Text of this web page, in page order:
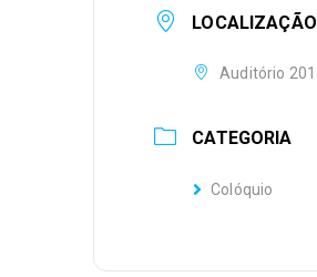
LOCALIZAÇÃO
Auditório 201
CATEGORIA
Colóquio